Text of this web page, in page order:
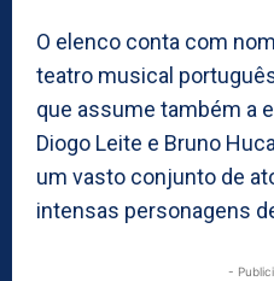
O elenco conta com
teatro musical
que assume também a
Diogo Leite e Bruno
um vasto conjunto de
intensas personagens
-